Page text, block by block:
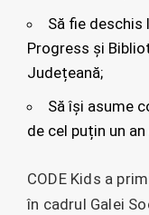
Să fie deschis
Progress și
Județeană;
Să își asume
de cel puțin un an
CODE Kids a
în cadrul Galei